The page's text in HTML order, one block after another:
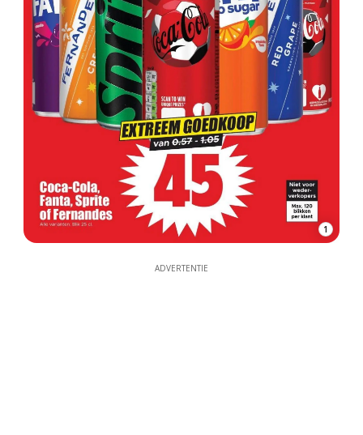
1
ADVERTENTIE